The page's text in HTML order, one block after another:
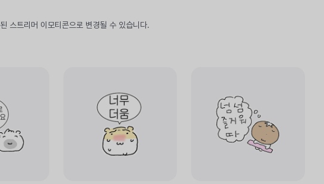
스트리머 이모티콘으로 변경될 수 있습니다.